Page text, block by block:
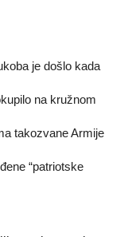
je došlo kada
na kružnom
takozvane Armije
“patriotske